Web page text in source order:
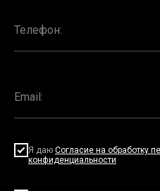
Я даю Согласие на обработку
конфиденциальности